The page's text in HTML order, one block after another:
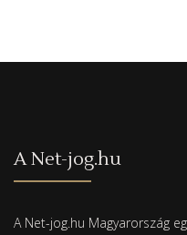
A Net-jog.hu
A Net-jog.hu Magyarország